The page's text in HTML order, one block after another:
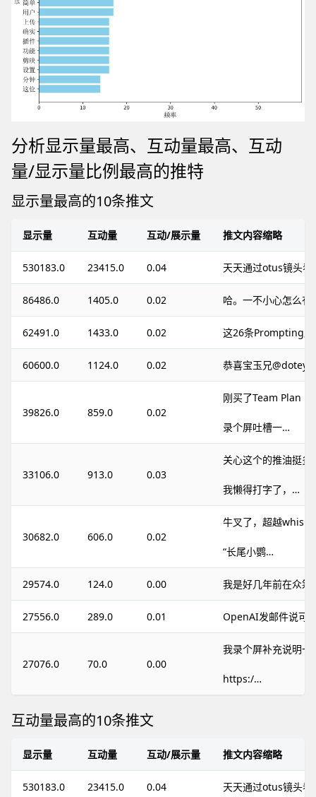
分析显示量最高、互动量最高、互动
量/显示量比例最高的推特
显示量最高的10条推文
显示量 互动量 互动/展示量 推文内容缩略
530183.0 23415.0 0.04 天天通过otus镜头
86486.0 1405.0 0.02 哈。一不小心怎么
62491.0 1433.0 0.02 这26条Prompting
60600.0 1124.0 0.02 恭喜宝玉兄@dotey
39826.0 859.0 0.02
刚买了Team Plan
录个屏吐槽一…
33106.0 913.0 0.03
关心这个的推油挺多
我懒得打字了，…
30682.0 606.0 0.02
牛叉了，超越
“长尾小鹦…
29574.0 124.0 0.00 我是好几年前在众
27556.0 289.0 0.01 OpenAI发邮件说可
27076.0 70.0 0.00
我录个屏补充说明一
https:/…
互动量最高的10条推文
显示量 互动量 互动/展示量 推文内容缩略
530183.0 23415.0 0.04 天天通过otus镜头